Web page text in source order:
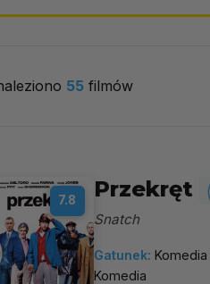
55 filmów
7.8 Przekręt
Snatch
Gatunek: Komedia
Komedia